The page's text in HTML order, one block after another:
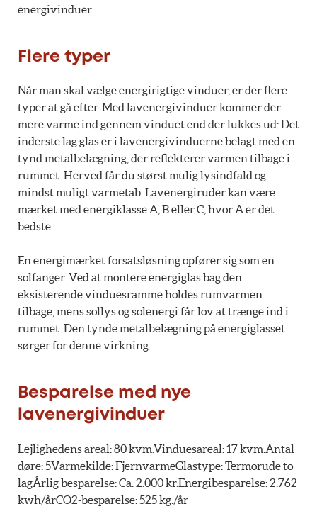
energivinduer.
Flere typer
Når man skal vælge energirigtige vinduer, er der flere
typer at gå efter. Med lavenergivinduer kommer der
mere varme ind gennem vinduet end der lukkes ud: Det
inderste lag glas er i lavenergivinduerne belagt med en
tynd metalbelægning, der reflekterer varmen tilbage i
rummet. Herved får du størst mulig lysindfald og
mindst muligt varmetab. Lavenergiruder kan være
mærket med energiklasse A, B eller C, hvor A er det
bedste.
En energimærket forsatsløsning opfører sig som en
solfanger. Ved at montere energiglas bag den
eksisterende vinduesramme holdes rumvarmen
tilbage, mens sollys og solenergi får lov at trænge ind i
rummet. Den tynde metalbelægning på energiglasset
sørger for denne virkning.
Besparelse med nye
lavenergivinduer
Lejlighedens areal: 80 kvm.Vinduesareal: 17 kvm.Antal
døre: 5Varmekilde: FjernvarmeGlastype: Termorude to
lagÅrlig besparelse: Ca. 2.000 kr.Energibesparelse: 2.762
kwh/årCO2-besparelse: 525 kg./år